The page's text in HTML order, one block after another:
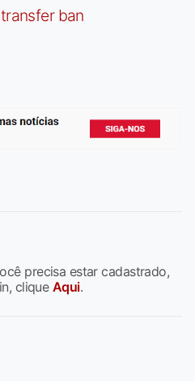
ban
precisa estar cadastrado,
clique Aqui.